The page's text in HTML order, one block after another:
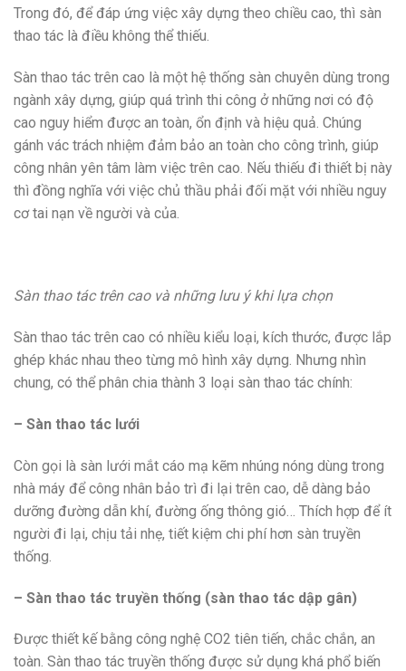
Trong đó, để đáp ứng việc xây dựng theo chiều cao, thì sàn
thao tác là điều không thể thiếu.
Sàn thao tác trên cao là một hệ thống sàn chuyên dùng trong
ngành xây dựng, giúp quá trình thi công ở những nơi có độ
cao nguy hiểm được an toàn, ổn định và hiệu quả. Chúng
gánh vác trách nhiệm đảm bảo an toàn cho công trình, giúp
công nhân yên tâm làm việc trên cao. Nếu thiếu đi thiết bị này
thì đồng nghĩa với việc chủ thầu phải đối mặt với nhiều nguy
cơ tai nạn về người và của.
Sàn thao tác trên cao và những lưu ý khi lựa chọn
Sàn thao tác trên cao có nhiều kiểu loại, kích thước, được lắp
ghép khác nhau theo từng mô hình xây dựng. Nhưng nhìn
chung, có thể phân chia thành 3 loại sàn thao tác chính:
– Sàn thao tác lưới
Còn gọi là sàn lưới mắt cáo mạ kẽm nhúng nóng dùng trong
nhà máy để công nhân bảo trì đi lại trên cao, dễ dàng bảo
dưỡng đường dẫn khí, đường ống thông gió… Thích hợp để ít
người đi lại, chịu tải nhẹ, tiết kiệm chi phí hơn sàn truyền
thống.
– Sàn thao tác truyền thống (sàn thao tác dập gân)
Được thiết kế bằng công nghệ CO2 tiên tiến, chắc chắn, an
toàn. Sàn thao tác truyền thống được sử dụng khá phổ biến